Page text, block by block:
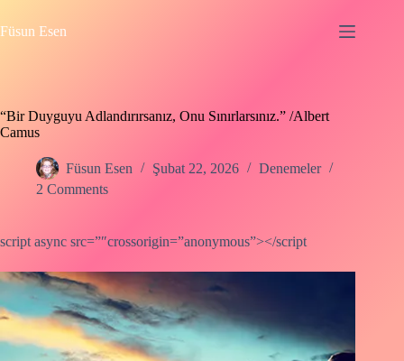
to
content
Füsun Esen
“Bir Duyguyu Adlandırırsanız, Onu Sınırlarsınız.” /Albert
Camus
Füsun Esen Şubat 22, 2026
Denemeler
2 Comments
script async src=”″crossorigin=”anonymous”></script